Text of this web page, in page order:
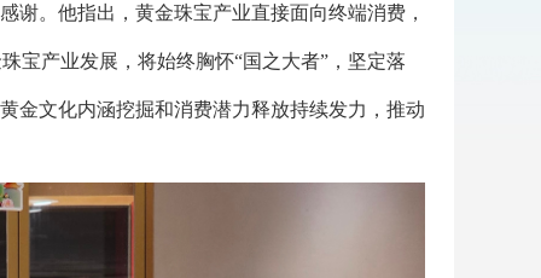
谢。他指出，黄金珠宝产业直接面向终端消费，
宝产业发展，将始终胸怀“国之大者”，坚定落
金文化内涵挖掘和消费潜力释放持续发力，推动